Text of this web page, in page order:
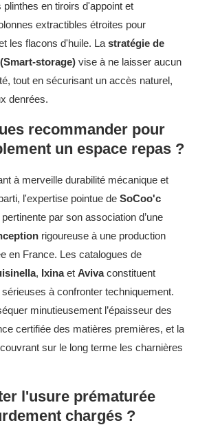
en tiroirs d'appoint et
extractibles étroites pour
les flacons d'huile. La stratégie de
storage) vise à ne laisser aucun
tout en sécurisant un accès naturel,
denrées.
recommander pour
un espace repas ?
à merveille durabilité mécanique et
l'expertise pointue de SoCoo'c
par son association d’une
rigoureuse à une production
en France. Les catalogues de
, Ixinaet Avivaconstituent
à confronter techniquement.
minutieusement l’épaisseur des
certifiée des matières premières, et la
sur le long terme les charnières
l'usure prématurée
chargés ?